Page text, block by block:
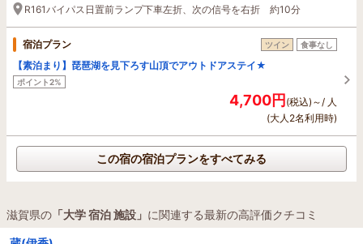
R161バイパス日置前ランプ下車左折、次の信号を右折 約10分
宿泊プラン ツイン 食事なし
【素泊まり】琵琶湖を見下ろす山頂でアウトドアステイ★
ポイント2%
4,700円(税込)～/ 人
(大人2名利用時)
この宿の宿泊プランをすべてみる
滋賀県の 「大学 宿泊 施設」 に関連する最新の高評価クチコミ